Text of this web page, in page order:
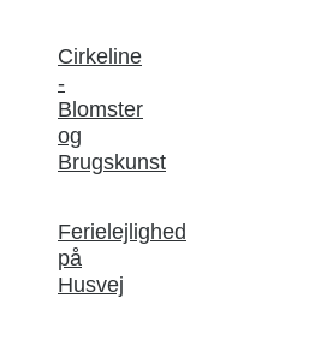
Cirkeline
-
Blomster
og
Brugskunst
Ferielejlighed
på
Husvej